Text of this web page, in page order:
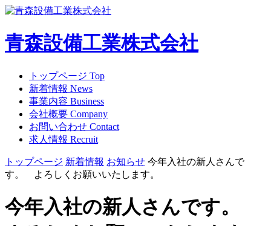
青森設備工業株式会社
トップページ Top
新着情報 News
事業内容 Business
会社概要 Company
お問い合わせ Contact
求人情報 Recruit
トップページ 新着情報 お知らせ 今年入社の新人さんで
す。 よろしくお願いいたします。
今年入社の新人さんです。